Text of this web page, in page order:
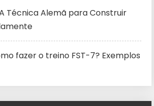
Técnica Alemã para Construir
fazer o treino FST-7? Exemplos